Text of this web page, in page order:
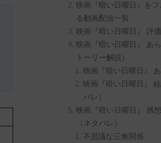
映画『暗い日曜日』を
る動画配信一覧
映画『暗い日曜日』 評価
映画『暗い日曜日』 あ
トーリー解説）
映画『暗い日曜日』
映画『暗い日曜日』
バレ）
映画『暗い日曜日』 感
（ネタバレ）
不思議な三角関係